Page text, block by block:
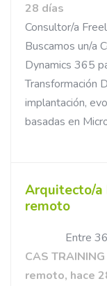
28 días
Consultor/a
Buscamos un/a
Dynamics 365
Transformación
implantación,
basadas en
Arquitecto/a
remoto
Entre
CAS
remoto, hace